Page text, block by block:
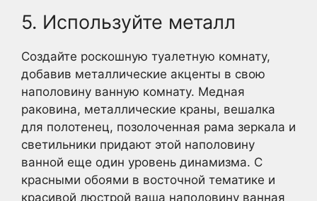
5. Используйте металл
Создайте роскошную туалетную комнату,
добавив металлические акценты в свою
наполовину ванную комнату. Медная
раковина, металлические краны, вешалка
для полотенец, позолоченная рама зеркала и
светильники придают этой наполовину
ванной еще один уровень динамизма. С
красными обоями в восточной тематике и
красивой люстрой ваша наполовину ванная